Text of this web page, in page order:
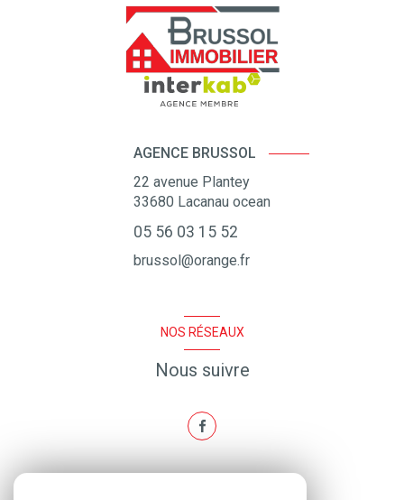
AGENCE BRUSSOL
22 avenue Plantey
33680 Lacanau ocean
05 56 03 15 52
brussol@orange.fr
NOS RÉSEAUX
Nous suivre